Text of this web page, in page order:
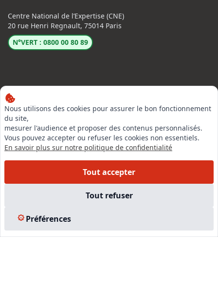
Nous utilisons des cookies pour assurer le bon fonctionnement
du site,
mesurer l'audience et proposer des contenus personnalisés.
Vous pouvez accepter ou refuser les cookies non essentiels.
En savoir plus sur notre politique de confidentialité
Tout accepter
Tout refuser
Préférences
Centre National de l’Expertise (CNE)
20 rue Henri Regnault, 75014 Paris
N°VERT : 0800 00 80 89
LinkedIn
Instagram
Facebook
Nous rejoindre
Partenaires